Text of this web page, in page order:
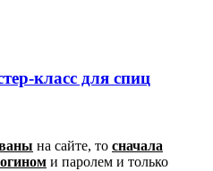
класс для спиц
на сайте, то сначала
и паролем и только